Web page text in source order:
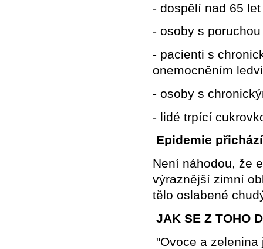
- dospělí nad 65 let
- osoby s
- pacienti s
onemocněním
- osoby s
- lidé trpící
Epidemie
Není náhodou, že
výraznější zimní
tělo oslabené
JAK SE Z TOHO
"Ovoce a